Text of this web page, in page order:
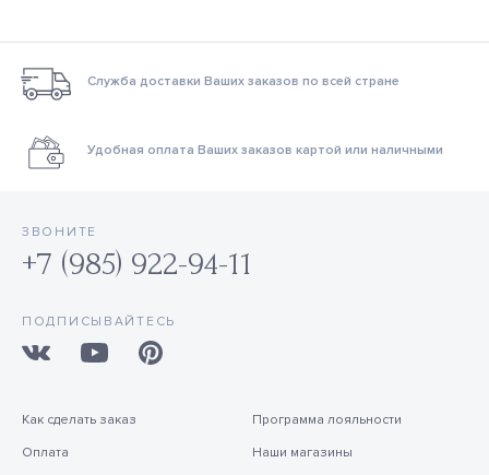
Служба доставки Ваших заказов по всей стране
Удобная оплата Ваших заказов картой или наличными
ЗВОНИТЕ
+7 (985) 922-94-11
ПОДПИСЫВАЙТЕСЬ
Как сделать заказ
Оплата
Программа лояльности
Наши магазины